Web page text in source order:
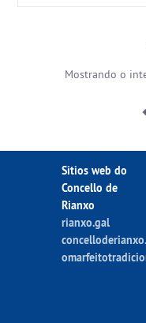
Mostrando o
Sitios web do
Concello de
Rianxo
rianxo.gal